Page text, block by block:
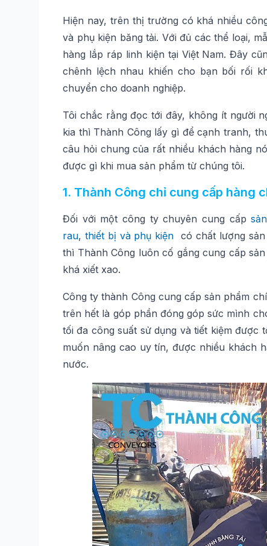
Hiện nay, trên thị trường có khá nhiều
và phụ kiện băng tải. Với đủ các thể loại,
hàng lắp ráp linh kiện tại Việt Nam. Đây
chênh lệch nhau khiến cho bạn bối rối
chuyển cho doanh nghiệp.
Tôi chắc rằng đọc tới đây, không ít người
kia thì Thành Công lấy gì để cạnh tranh,
câu hỏi chung của rất nhiều khách hàng
được gì khi mua sản phẩm từ chúng tôi.
1. Thành Công chỉ cung cấp hàng
Đối với một công ty chuyên cung cấp
rau, thiết bị và phụ kiện có chất lượng
thì Thành Công luôn cố gắng cung cấp
khá xiết xao.
Công ty thành Công cung cấp sản phẩm
trên hết là góp phần đóng góp sức mình
tối đa công suất sử dụng và tiết kiệm
muốn nâng cao uy tín, được nhiều khách
nước.